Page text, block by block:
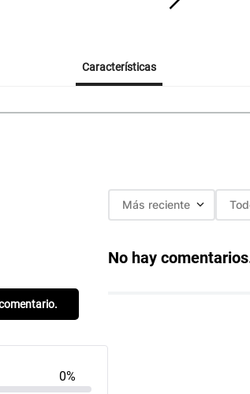
Características
0%
Más reciente
No hay